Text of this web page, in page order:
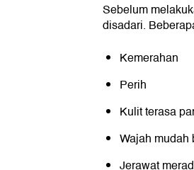
Sebelum
disadari.
Kemerahan
Perih
Kulit terasa
Wajah mudah
Jerawat